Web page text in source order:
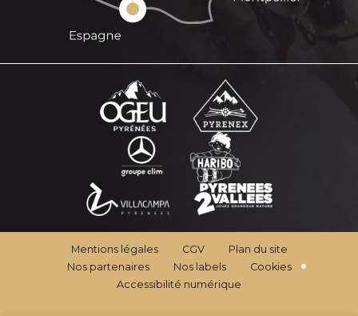
Mentions légales CGV
Plan du site
Nos partenaires
Nos labels
Cookies
Accessibilité numérique